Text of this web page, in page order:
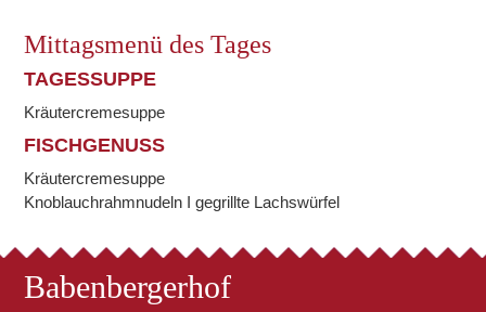
Mittagsmenü des Tages
TAGESSUPPE
Kräutercremesuppe
FISCHGENUSS
Kräutercremesuppe
Knoblauchrahmnudeln I gegrillte Lachswürfel
Babenbergerhof